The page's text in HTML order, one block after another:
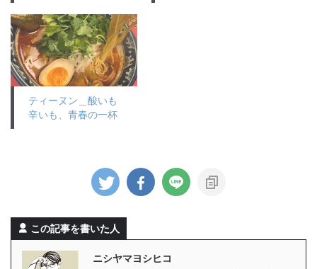
ティーヌン＿酸いも
辛いも、青春の一杯
この記事を書いた人
ニシヤマヨシヒコ